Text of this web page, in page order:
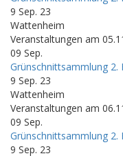
9 Sep. 23
Wattenheim
Veranstaltungen am
09 Sep.
Grünschnittsammlung 2.
9 Sep. 23
Wattenheim
Veranstaltungen am
09 Sep.
Grünschnittsammlung 2.
9 Sep. 23